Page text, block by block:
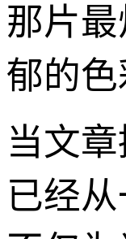
那片
郁的色
当文
已经